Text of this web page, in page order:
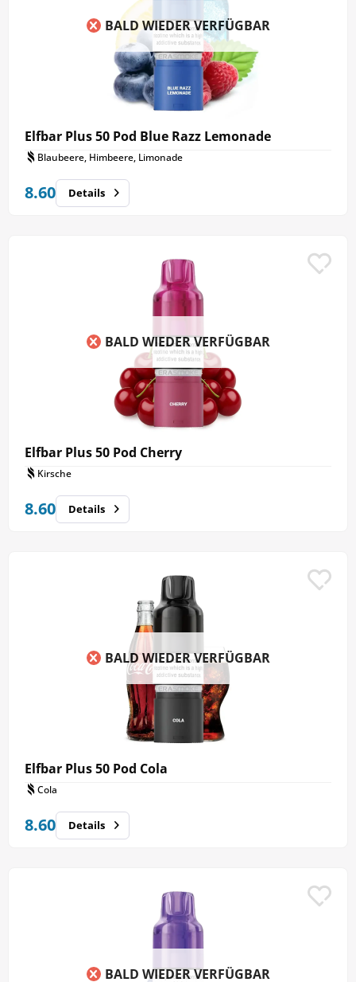
BALD WIEDER VERFÜGBAR
Elfbar Plus 50 Pod Blue Razz Lemonade
Blaubeere, Himbeere, Limonade
8.60 Details
BALD WIEDER VERFÜGBAR
Elfbar Plus 50 Pod Cherry
Kirsche
8.60 Details
BALD WIEDER VERFÜGBAR
Elfbar Plus 50 Pod Cola
Cola
8.60 Details
BALD WIEDER VERFÜGBAR